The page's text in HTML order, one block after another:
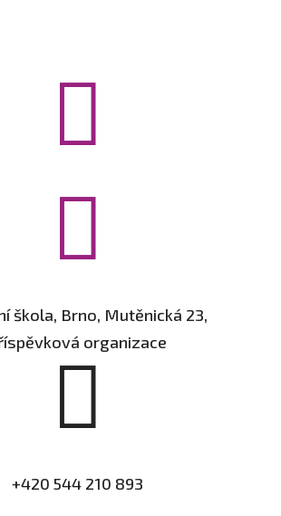


škola, Brno, Mutěnická 23,
organizace

+420 544 210 893